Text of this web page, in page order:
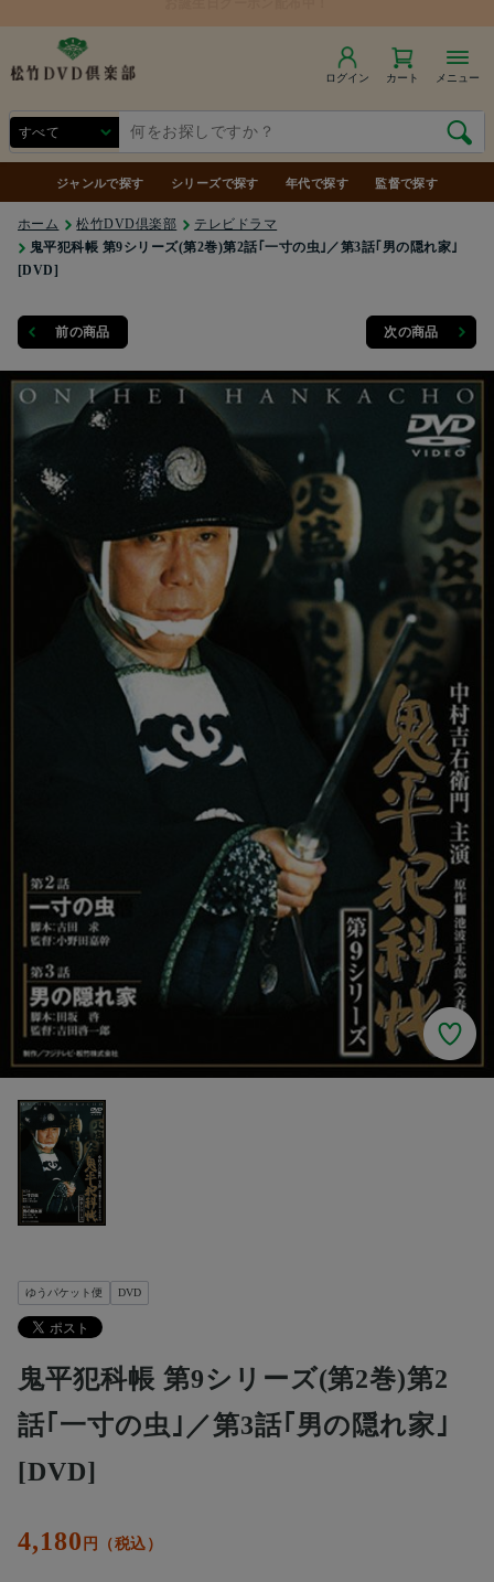
ログイン カート メニュー
ジャンルで探す シリーズで探す 年代で探す 監督で探す
ホーム 松竹DVD倶楽部
テレビドラマ
鬼平犯科帳 第9シリーズ(第2巻)第2話｢一寸の虫｣／第3話｢男の隠れ家｣
[DVD]
前の商品 次の商品
ゆうパケット便 DVD
鬼平犯科帳 第9シリーズ(第2巻)第2
話｢一寸の虫｣／第3話｢男の隠れ家｣
[DVD]
4,180 円（税込）